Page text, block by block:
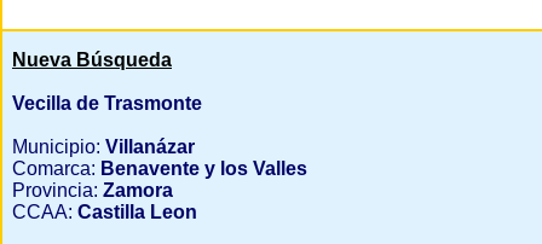
Nueva Búsqueda
Vecilla de Trasmonte
Municipio: Villanázar
Comarca: Benavente y los Valles
Provincia: Zamora
CCAA: Castilla Leon